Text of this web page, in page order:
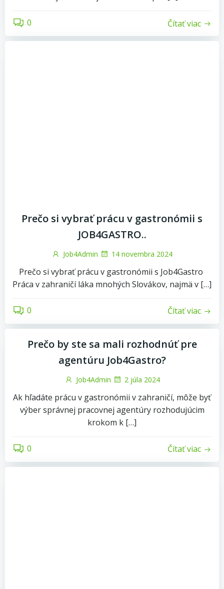
0 Čítať viac
Prečo si vybrať prácu v gastronómii s
JOB4GASTRO..
Job4Admin 14 novembra 2024
Prečo si vybrať prácu v gastronómii s Job4Gastro
Práca v zahraničí láka mnohých Slovákov, najmä v […]
0 Čítať viac
Prečo by ste sa mali rozhodnúť pre
agentúru Job4Gastro?
Job4Admin 2 júla 2024
Ak hľadáte prácu v gastronómii v zahraničí, môže byť
výber správnej pracovnej agentúry rozhodujúcim
krokom k […]
0 Čítať viac